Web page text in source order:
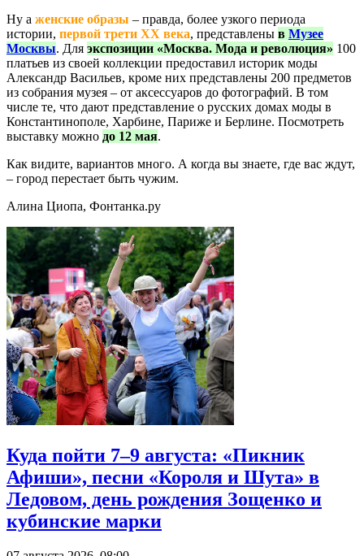
Ну а женские образы – правда, более узкого периода
истории, первой трети ХХ века, представлены в Музее
Москвы. Для экспозиции «Москва. Мода и революция» 100
платьев из своей коллекции предоставил историк моды
Александр Васильев, кроме них представлены 200 предметов
из собрания музея – от аксессуаров до фотографий. В том
числе те, что дают представление о русских домах моды в
Константинополе, Харбине, Париже и Берлине. Посмотреть
выставку можно до 12 мая.
Как видите, вариантов много. А когда вы знаете, где вас ждут,
– город перестает быть чужим.
Алина Циопа, Фонтанка.ру
Куда пойти 7–9 августа: «Пикник
Афиши», песни «Короля и Шута» в
Ледовом, день рождения Зощенко и
кубинские марки